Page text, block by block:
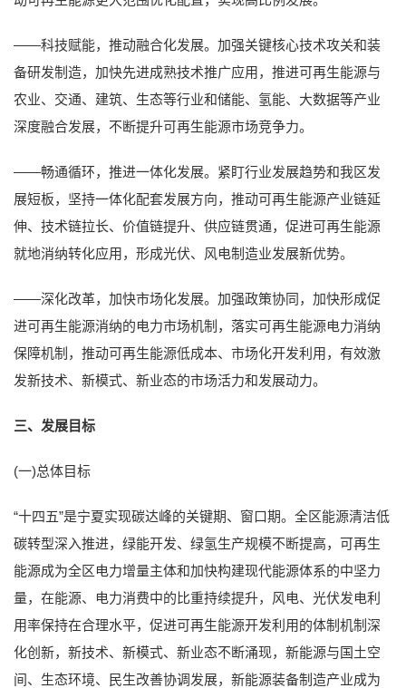
——科技赋能，推动融合化发展。加强关键核心技术攻关和装
备研发制造，加快先进成熟技术推广应用，推进可再生能源与
农业、交通、建筑、生态等行业和储能、氢能、大数据等产业
深度融合发展，不断提升可再生能源市场竞争力。
——畅通循环，推进一体化发展。紧盯行业发展趋势和我区发
展短板，坚持一体化配套发展方向，推动可再生能源产业链延
伸、技术链拉长、价值链提升、供应链贯通，促进可再生能源
就地消纳转化应用，形成光伏、风电制造业发展新优势。
——深化改革，加快市场化发展。加强政策协同，加快形成促
进可再生能源消纳的电力市场机制，落实可再生能源电力消纳
保障机制，推动可再生能源低成本、市场化开发利用，有效激
发新技术、新模式、新业态的市场活力和发展动力。
三、发展目标
(一)总体目标
“十四五”是宁夏实现碳达峰的关键期、窗口期。全区能源清洁低
碳转型深入推进，绿能开发、绿氢生产规模不断提高，可再生
能源成为全区电力增量主体和加快构建现代能源体系的中坚力
量，在能源、电力消费中的比重持续提升，风电、光伏发电利
用率保持在合理水平，促进可再生能源开发利用的体制机制深
化创新，新技术、新模式、新业态不断涌现，新能源与国土空
间、生态环境、民生改善协调发展，新能源装备制造产业成为